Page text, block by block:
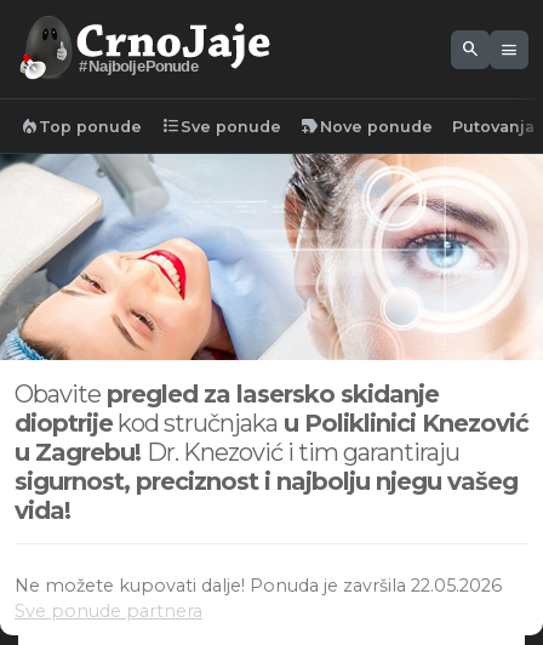
#NajboljePonude
search menu
local_fire_department Top ponude format_list_bulleted Sve ponude new_label Nove ponude Putovanja
Obavite pregled za lasersko skidanje
dioptrije kod stručnjaka u Poliklinici Knezović
u Zagrebu! Dr. Knezović i tim garantiraju
sigurnost, preciznost i najbolju njegu vašeg
vida!
Ne možete kupovati dalje! Ponuda je završila 22.05.2026
Sve ponude partnera